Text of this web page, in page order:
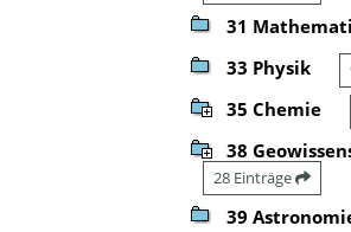
31
33 Physik
35 Chemie
38
28 Einträge
39